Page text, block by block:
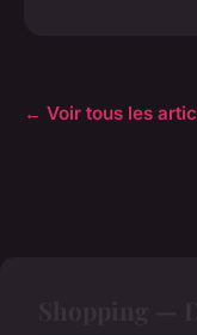
← Voir tous les